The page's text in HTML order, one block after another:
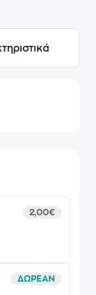
2,00€
ΔΩΡΕΑΝ